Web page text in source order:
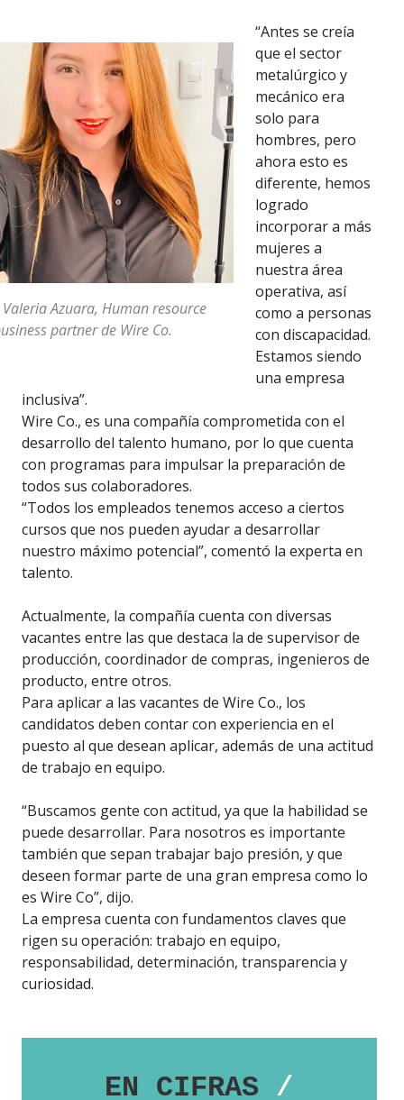
Valeria Azuara, Human resource
partner de Wire Co.
“Antes se creía
que el sector
metalúrgico y
mecánico era
solo para
hombres, pero
ahora esto es
diferente, hemos
logrado
incorporar a más
mujeres a
nuestra área
operativa, así
como a personas
con discapacidad.
Estamos siendo
una empresa
inclusiva”.
Wire Co., es una compañía comprometida con el
desarrollo del talento humano, por lo que cuenta
con programas para impulsar la preparación de
todos sus colaboradores.
“Todos los empleados tenemos acceso a ciertos
cursos que nos pueden ayudar a desarrollar
nuestro máximo potencial”, comentó la experta en
talento.
Actualmente, la compañía cuenta con diversas
vacantes entre las que destaca la de supervisor de
producción, coordinador de compras, ingenieros de
producto, entre otros.
Para aplicar a las vacantes de Wire Co., los
candidatos deben contar con experiencia en el
puesto al que desean aplicar, además de una actitud
de trabajo en equipo.
“Buscamos gente con actitud, ya que la habilidad se
puede desarrollar. Para nosotros es importante
también que sepan trabajar bajo presión, y que
deseen formar parte de una gran empresa como lo
es Wire Co”, dijo.
La empresa cuenta con fundamentos claves que
rigen su operación: trabajo en equipo,
responsabilidad, determinación, transparencia y
curiosidad.
EN CIFRAS /